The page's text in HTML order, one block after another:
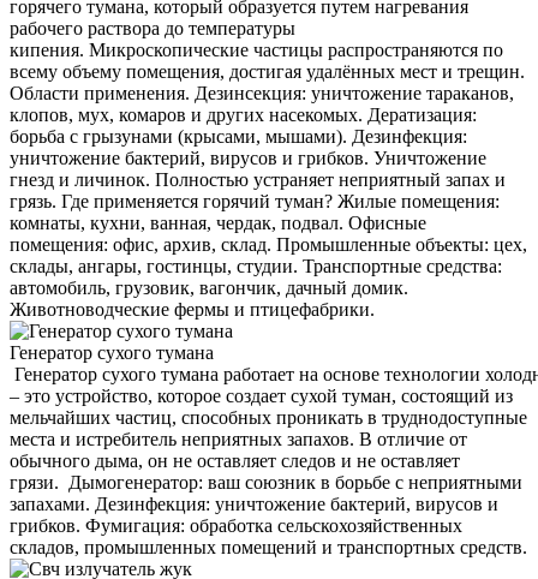
горячего тумана, который образуется путем нагревания
рабочего раствора до температуры
кипения. Микроскопические частицы распространяются по
всему объему помещения, достигая удалённых мест и трещин.
Области применения. Дезинсекция: уничтожение тараканов,
клопов, мух, комаров и других насекомых. Дератизация:
борьба с грызунами (крысами, мышами). Дезинфекция:
уничтожение бактерий, вирусов и грибков. Уничтожение
гнезд и личинок. Полностью устраняет неприятный запах и
грязь. Где применяется горячий туман? Жилые помещения:
комнаты, кухни, ванная, чердак, подвал. Офисные
помещения: офис, архив, склад. Промышленные объекты: цех,
склады, ангары, гостинцы, студии. Транспортные средства:
автомобиль, грузовик, вагончик, дачный домик.
Животноводческие фермы и птицефабрики.
Генератор сухого тумана
Генератор сухого тумана работает на основе технологии
– это устройство, которое создает сухой туман, состоящий из
мельчайших частиц, способных проникать в труднодоступные
места и истребитель неприятных запахов. В отличие от
обычного дыма, он не оставляет следов и не оставляет
грязи. Дымогенератор: ваш союзник в борьбе с неприятными
запахами. Дезинфекция: уничтожение бактерий, вирусов и
грибков. Фумигация: обработка сельскохозяйственных
складов, промышленных помещений и транспортных средств.